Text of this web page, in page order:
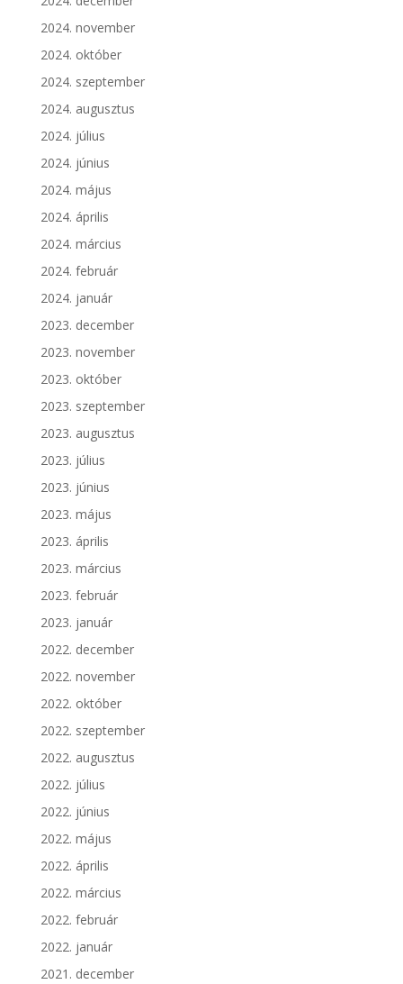
2024. november
2024. október
2024. szeptember
2024. augusztus
2024. július
2024. június
2024. május
2024. április
2024. március
2024. február
2024. január
2023. december
2023. november
2023. október
2023. szeptember
2023. augusztus
2023. július
2023. június
2023. május
2023. április
2023. március
2023. február
2023. január
2022. december
2022. november
2022. október
2022. szeptember
2022. augusztus
2022. július
2022. június
2022. május
2022. április
2022. március
2022. február
2022. január
2021. december